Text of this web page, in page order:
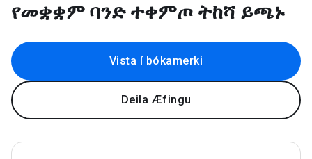
የመቋቋም ባንድ ተቀምጦ ትከሻ ይጫኑ
Vista í bókamerki
Deila Æfingu